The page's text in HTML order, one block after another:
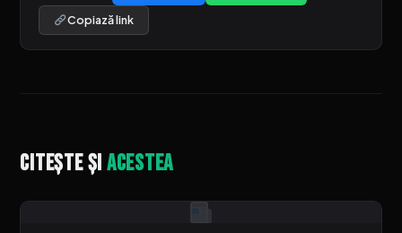
Copiază link
Citește șiacestea